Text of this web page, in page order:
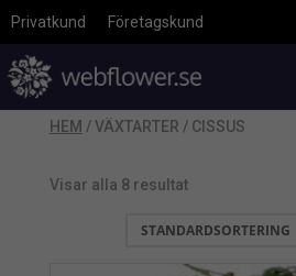
Privatkund Företagskund
HEM / VÄXTARTER / CISSUS
Visar alla 8 resultat